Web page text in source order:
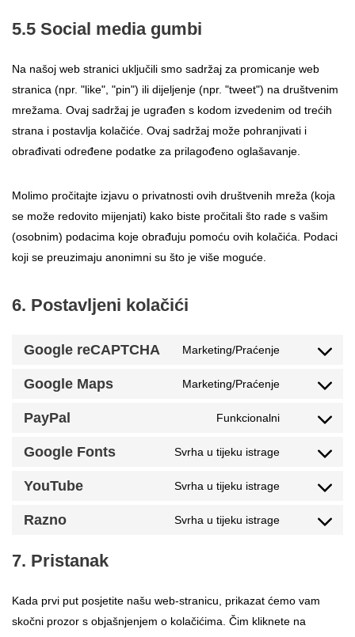
5.5 Social media gumbi
Na našoj web stranici uključili smo sadržaj za promicanje web
stranica (npr. "like", "pin") ili dijeljenje (npr. "tweet") na društvenim
mrežama. Ovaj sadržaj je ugrađen s kodom izvedenim od trećih
strana i postavlja kolačiće. Ovaj sadržaj može pohranjivati i
obrađivati određene podatke za prilagođeno oglašavanje.
Molimo pročitajte izjavu o privatnosti ovih društvenih mreža (koja
se može redovito mijenjati) kako biste pročitali što rade s vašim
(osobnim) podacima koje obrađuju pomoću ovih kolačića. Podaci
koji se preuzimaju anonimni su što je više moguće.
6. Postavljeni kolačići
Google reCAPTCHA Marketing/Praćenje
Google Maps Marketing/Praćenje
PayPal Funkcionalni
Google Fonts Svrha u tijeku istrage
YouTube Svrha u tijeku istrage
Razno Svrha u tijeku istrage
7. Pristanak
Kada prvi put posjetite našu web-stranicu, prikazat ćemo vam
skočni prozor s objašnjenjem o kolačićima. Čim kliknete na